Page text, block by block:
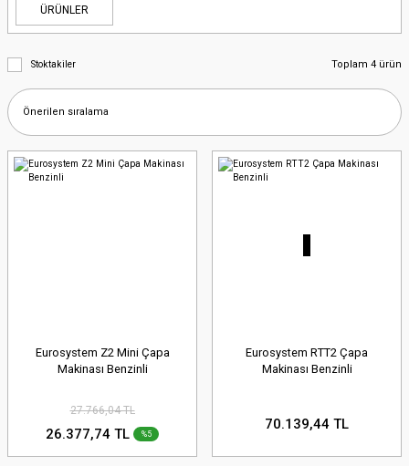
ÜRÜNLER
Stoktakiler Toplam 4 ürün
Eurosystem Z2 Mini Çapa
Makinası Benzinli
27.766,04 TL
26.377,74 TL %5
Eurosystem RTT2 Çapa
Makinası Benzinli
70.139,44 TL